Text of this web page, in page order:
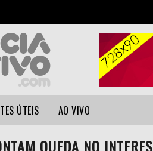
ÚTEIS AO VIVO
QUEDA NO